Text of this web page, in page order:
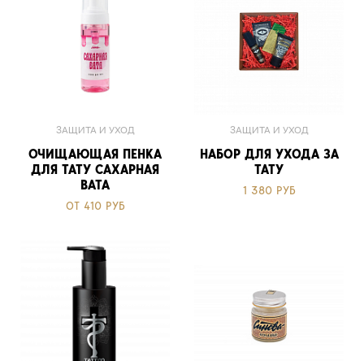
ЗАЩИТА И УХОД
ОЧИЩАЮЩАЯ ПЕНКА
ДЛЯ ТАТУ САХАРНАЯ
ВАТА
ОТ 410 РУБ
ЗАЩИТА И УХОД
НАБОР ДЛЯ УХОДА ЗА
ТАТУ
1 380 РУБ